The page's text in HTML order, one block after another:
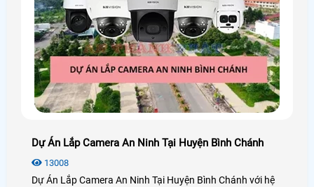
Dự Án Lắp Camera An Ninh Tại Huyện Bình Chánh
13008
Dự Án Lắp Camera An Ninh Tại Huyện Bình Chánh với hệ